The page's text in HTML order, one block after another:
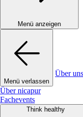
Menü anzeigen
Menü verlassen
Über uns
Über nicapur
Fachevents
Think healthy